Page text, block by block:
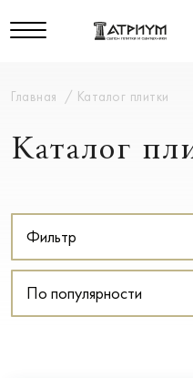
Главная Каталог плитки
Каталог
Фильтр
По популярности